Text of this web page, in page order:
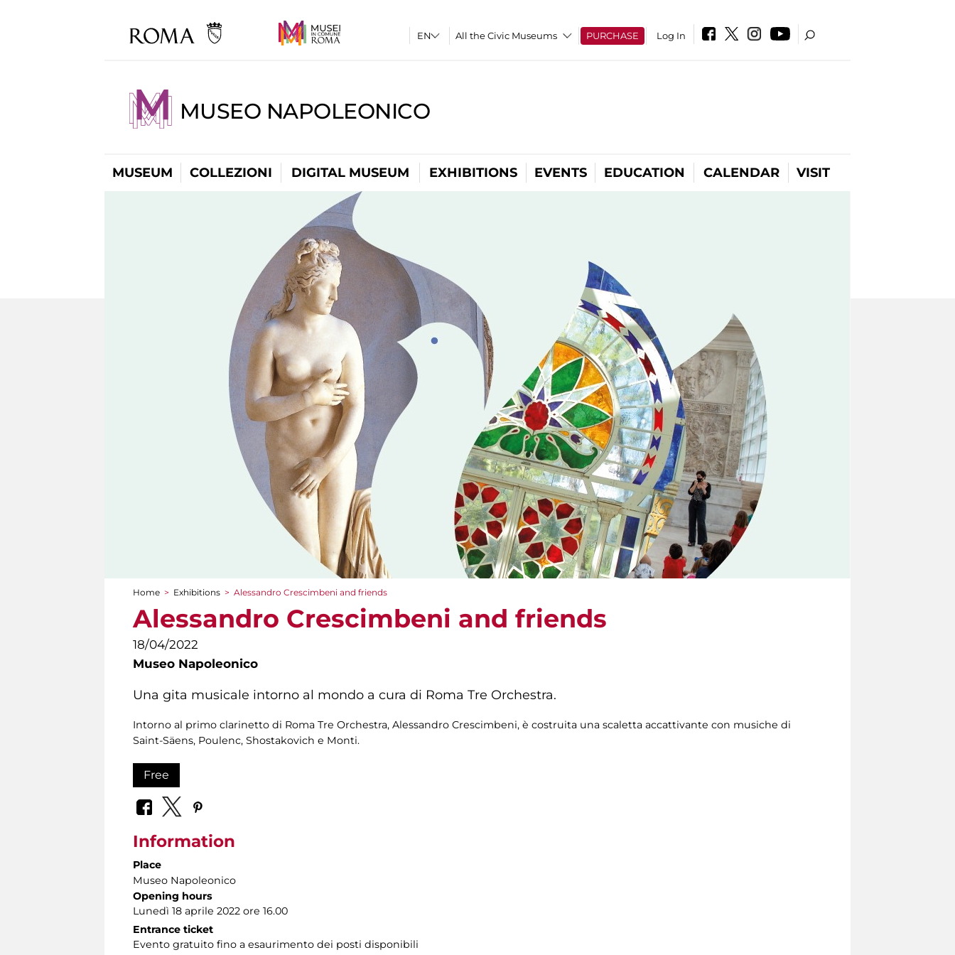
All the Civic Museums PURCHASE Log In
MUSEO NAPOLEONICO
MUSEUM COLLEZIONI DIGITAL MUSEUM EXHIBITIONS EVENTS EDUCATION CALENDAR VISIT
You are here
Home > Exhibitions > Alessandro Crescimbeni and friends
Alessandro Crescimbeni and friends
18/04/2022
Museo Napoleonico
Una gita musicale intorno al mondo a cura di Roma Tre Orchestra.
Intorno al primo clarinetto di Roma Tre Orchestra, Alessandro Crescimbeni, è costruita una scaletta accattivante con musiche di
Saint-Säens, Poulenc, Shostakovich e Monti.
Free
Information
Place
Museo Napoleonico
Opening hours
Lunedì 18 aprile 2022 ore 16.00
Entrance ticket
Evento gratuito fino a esaurimento dei posti disponibili